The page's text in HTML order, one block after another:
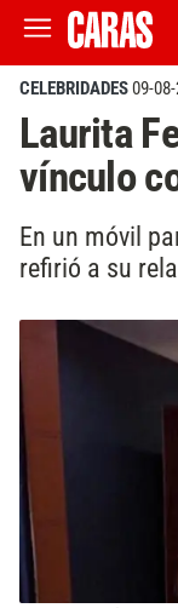
CELEBRIDADES09-
Laurita
vínculo
En un móvil
refirió a su